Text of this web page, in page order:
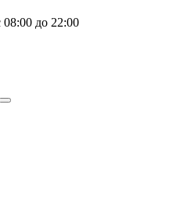
до 22:00